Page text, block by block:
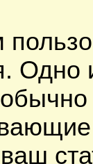
Одно